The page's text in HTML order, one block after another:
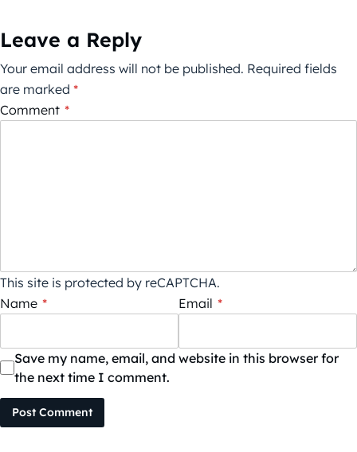
Leave a Reply
Your email address will not be published. Required fields
are marked *
Comment *
This site is protected by reCAPTCHA.
Name * Email *
Save my name, email, and website in this browser for
the next time I comment.
Post Comment